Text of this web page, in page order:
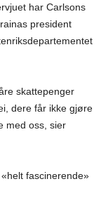
har Carlsons
president
skattepenger
dere får ikke gjøre
med oss, sier
fascinerende»